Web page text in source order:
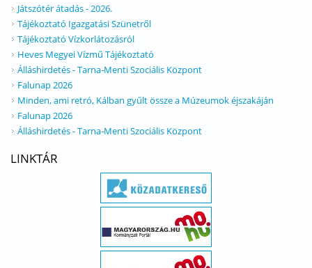
Játszótér átadás - 2026.
Tájékoztató Igazgatási Szünetről
Tájékoztató Vízkorlátozásról
Heves Megyei Vízmű Tájékoztató
Álláshirdetés - Tarna-Menti Szociális Központ
Falunap 2026
Minden, ami retró, Kálban gyűlt össze a Múzeumok éjszakáján
Falunap 2026
Álláshirdetés - Tarna-Menti Szociális Központ
LINKTÁR